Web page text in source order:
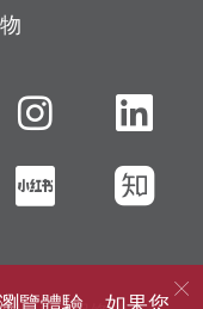
微博小紅書知
覽體驗。如果您